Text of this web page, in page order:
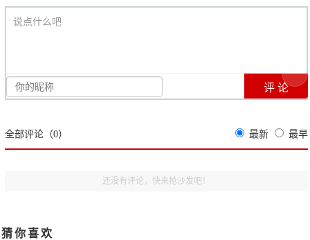
说点什么吧
全部评论（0） 最新 最早
还没有评论，快来抢沙发吧！
猜你喜欢